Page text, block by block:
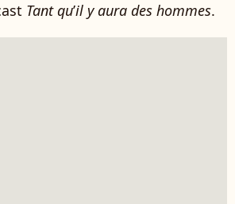
Tant qu’il y aura des hommes.